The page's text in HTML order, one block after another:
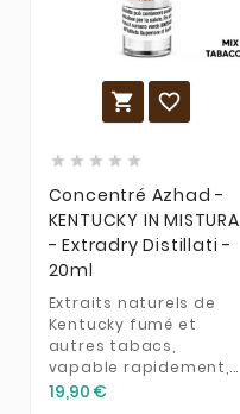
 
    
Concentré Azhad -
KENTUCKY IN MISTURA
- Extradry Distillati -
20ml
Extraits naturels de
Kentucky fumé et
autres tabacs,
vapable rapidement,...
19,90 €